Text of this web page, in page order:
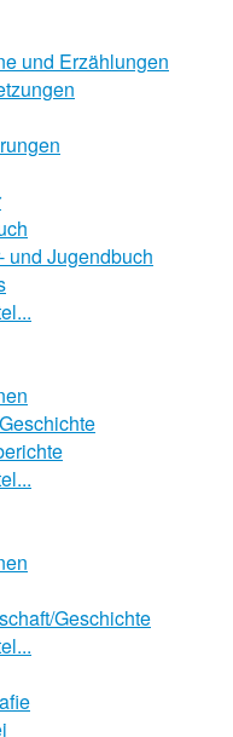
und Erzählungen
und Jugendbuch
Geschichte